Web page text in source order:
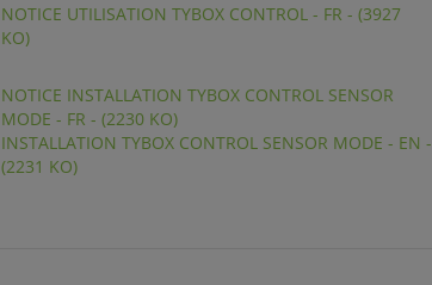
NOTICE UTILISATION TYBOX CONTROL - FR - (3927
KO)
NOTICE INSTALLATION TYBOX CONTROL SENSOR
MODE - FR - (2230 KO)
INSTALLATION TYBOX CONTROL SENSOR MODE - EN -
(2231 KO)